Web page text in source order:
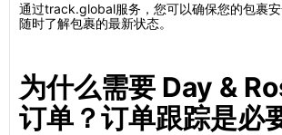
通过track.global服务，您可以确保您的包裹
随时了解包裹的最新状态。
为什么需要 Day &
订单？订单跟踪是必